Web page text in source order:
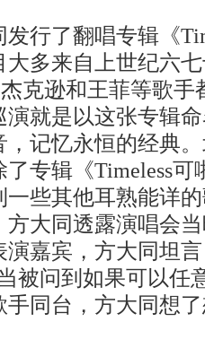
了翻唱专辑《
多来自上世纪六
克逊和王菲等歌
演就是以这张专辑
记忆永恒的经典
专辑《Timeless可
一些其他耳熟能详
大同透露演唱会
演嘉宾，方大同坦
被问到如果可以任
同台，方大同想